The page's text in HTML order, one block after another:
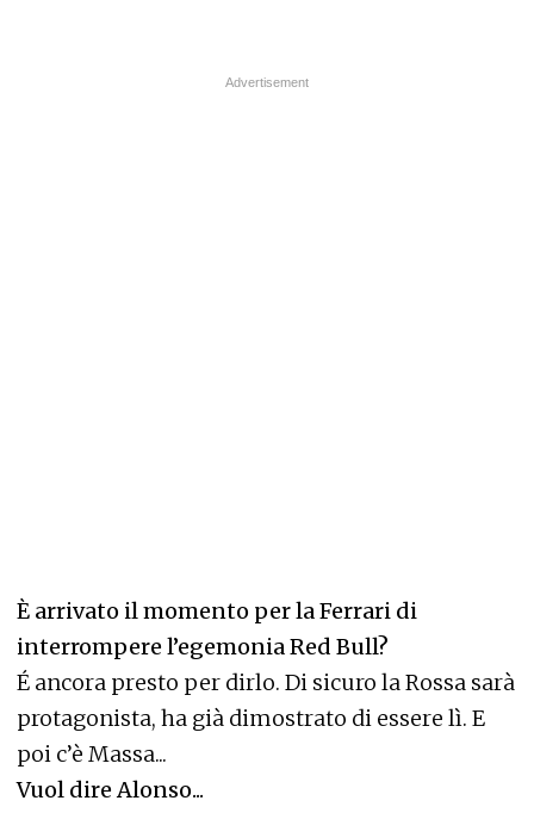
È arrivato il momento per la Ferrari di
interrompere l’egemonia Red Bull?
É ancora presto per dirlo. Di sicuro la Rossa sarà
protagonista, ha già dimostrato di essere lì. E
poi c’è Massa...
Vuol dire Alonso...